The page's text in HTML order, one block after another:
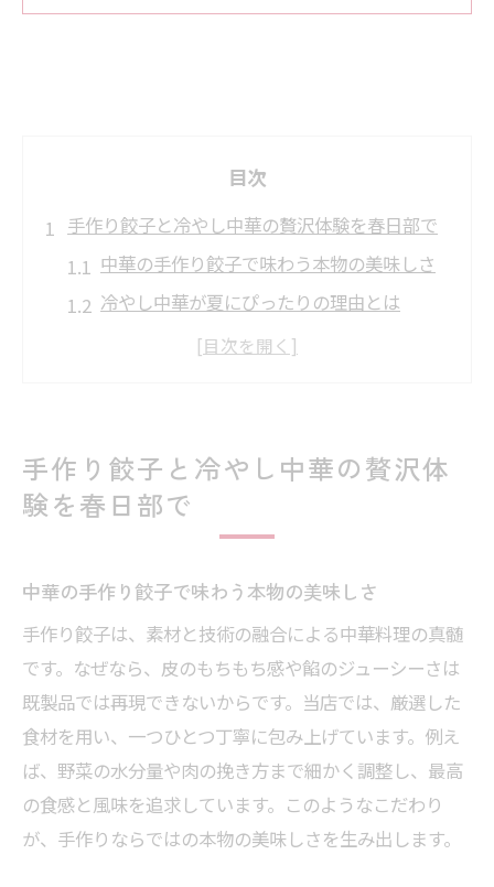
目次
手作り餃子と冷やし中華の贅沢体験を春日部で
中華の手作り餃子で味わう本物の美味しさ
冷やし中華が夏にぴったりの理由とは
餃子と冷やし中華の素材選びのこだわり
春日部で楽しむ中華料理の新たな魅力
中華好き必見の餃子と冷やし中華の世界
中華の伝統を感じる手作り餃子の魅力
素材にこだわる中華の餃子作りとは
手作り中華が生み出す奥深い味の世界
冷やし中華が中華好きに愛される理由
春日部で体験する中華餃子の奥深さ
夏に味わう冷やし中華の魅力を徹底解説
中華で楽しむ夏限定の冷やし中華体験
手作りの冷やし中華が支持される理由
手作り餃子と冷やし中華の贅沢体
験を春日部で
中華の手作り餃子で味わう本物の美味しさ
手作り餃子は、素材と技術の融合による中華料理の真髄
です。なぜなら、皮のもちもち感や餡のジューシーさは
既製品では再現できないからです。当店では、厳選した
食材を用い、一つひとつ丁寧に包み上げています。例え
ば、野菜の水分量や肉の挽き方まで細かく調整し、最高
の食感と風味を追求しています。このようなこだわり
が、手作りならではの本物の美味しさを生み出します。